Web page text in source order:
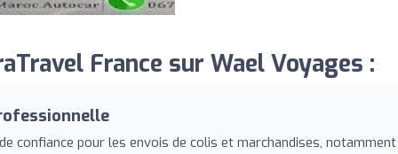
France sur Wael Voyages :
confiance pour les envois de colis et marchandises, notamment